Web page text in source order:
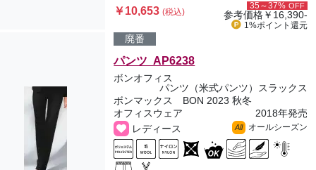
￥10,653(税込)
35～37% OFF
参考価格￥16,390-
1%ポイント 還元
廃番
パンツ AP6238
ボンオフィス
パンツ（米式パンツ）スラックス
ボンマックス BON 2023 秋冬
オフィスウェア
2018年発売
レディース
All オールシーズン